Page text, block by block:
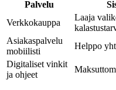
Palvelu
Verkkokauppa
Laaja
Asiakaspalvelu
mobiilisti
Helppo
Digitaliset vinkit
ja ohjeet